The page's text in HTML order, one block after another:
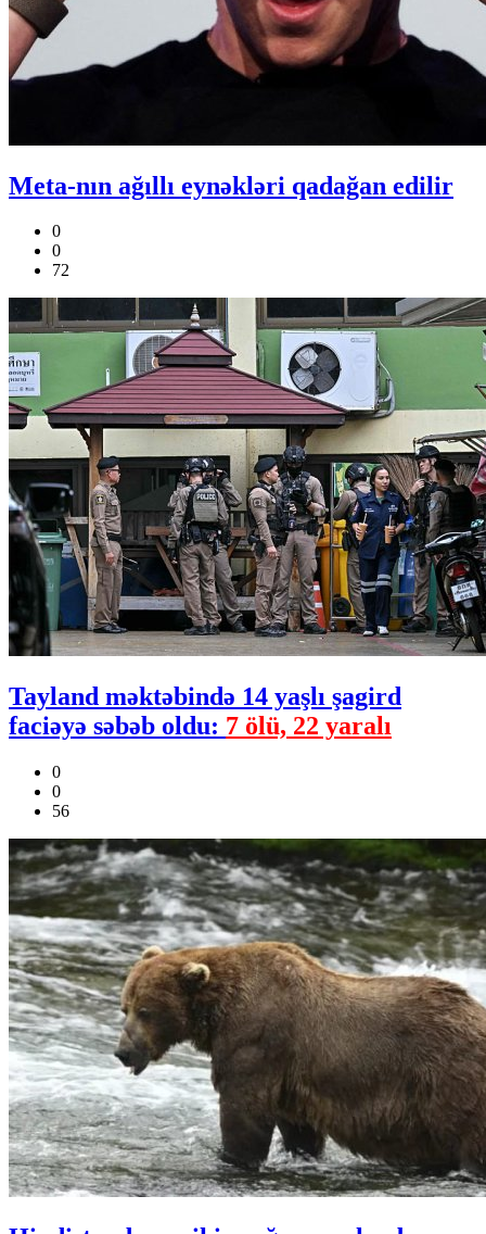
Meta-nın ağıllı eynəkləri qadağan edilir
0
0
72
Tayland məktəbində 14 yaşlı şagird
faciəyə səbəb oldu: 7 ölü, 22 yaralı
0
0
56